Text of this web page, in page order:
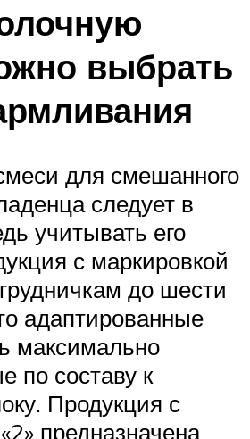
выбрать
для смешанного
следует в
учитывать его
с маркировкой
до шести
адаптированные
максимально
по составу к
Продукция с
предназначена